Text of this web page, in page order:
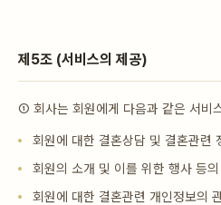
제5조 (서비스의 제공)
① 회사는 회원에게 다음과 같은 서비
회원에 대한 결혼상담 및 결혼관련
회원의 소개 및 이를 위한 행사 등의
회원에 대한 결혼관련 개인정보의